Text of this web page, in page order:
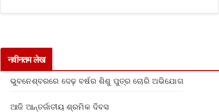
नवीनतम लेख
ଭୁବନେଶ୍ବରରେ ଦେଢ଼ ବର୍ଷର ଶିଶୁ ପୁତ୍ର ଚୋରି ଅଭିଯୋଗ
ଆଜି ଆନ୍ତର୍ଜାତୀୟ ଶ୍ରମିକ ଦିବସ